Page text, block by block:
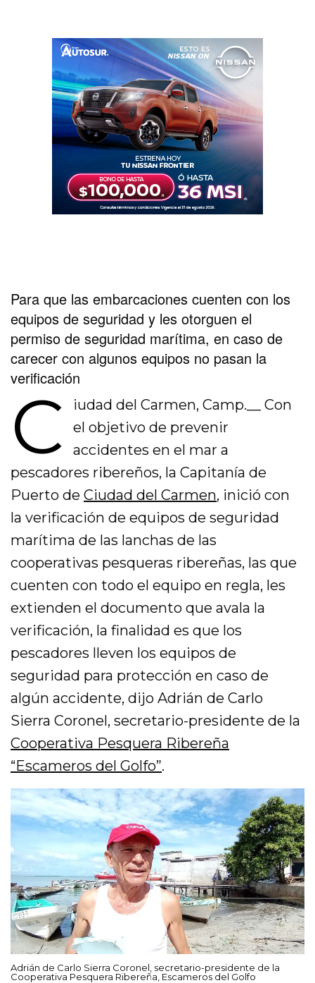
Para que las embarcaciones cuenten con los
equipos de seguridad y les otorguen el
permiso de seguridad marítima, en caso de
carecer con algunos equipos no pasan la
verificación
C
iudad del Carmen, Camp.__ Con
el objetivo de prevenir
accidentes en el mar a
pescadores ribereños, la Capitanía de
Puerto deCiudad del Carmen, inició con
la verificación de equipos de seguridad
marítima de las lanchas de las
cooperativas pesqueras ribereñas, las que
cuenten con todo el equipo en regla, les
extienden el documento que avala la
verificación, la finalidad es que los
pescadores lleven los equipos de
seguridad para protección en caso de
algún accidente, dijo Adrián de Carlo
Sierra Coronel, secretario-presidente de la
Cooperativa Pesquera Ribereña
“Escameros del Golfo”.
Adrián de Carlo Sierra Coronel, secretario-presidente de la
Cooperativa Pesquera Ribereña, Escameros del Golfo